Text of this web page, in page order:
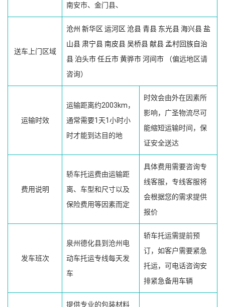
南安市、金门县、
送车上门区域
沧州 新华区 运河区 沧县青县 东光县海兴县盐
山县肃宁县南皮县吴桥县献县 孟村回族自治
县 泊头市任丘市黄骅市河间市 （偏远地区请
咨询）
运输时效
运输距离约2003km，
通常需要1天1小时小
时才能到达目的地
时效会由外在因素所
影响，广圣物流尽可
能缩短运输时间，保
证安全送达
费用说明
轿车托运费由运输距
离、车型和尺寸以及
保险费用等因素而定
具体费用需要咨询专
线客服，专线客服将
会根据您的需求提供
报价
发车班次
泉州德化县到沧州电
动车托运专线每天发
车
轿车托运需提前预
订，如客户需要紧急
托运，可电话咨询安
排紧急备用车辆
提供专业的包装材料